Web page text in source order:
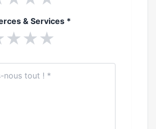
& Services *
★★★